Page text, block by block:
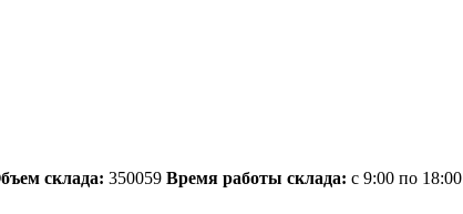
склада: 350059 Время работы склада: с 9:00 по 18:00